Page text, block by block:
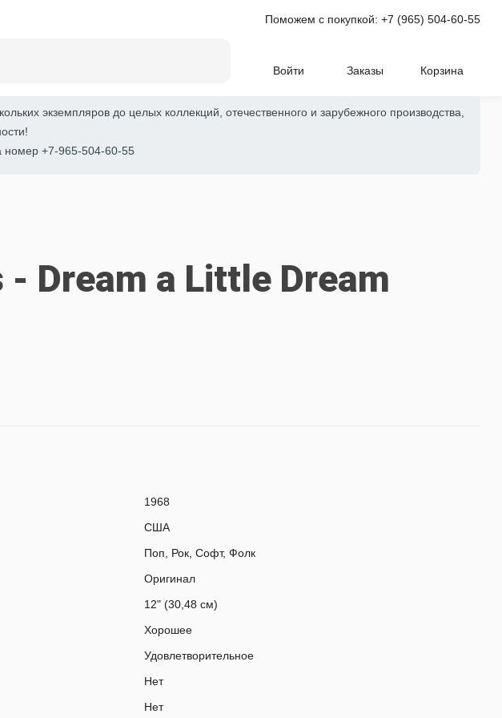
Поможем с покупкой:+7 (965) 504-60-55
Войти Заказы Корзина
экземпляров до целых коллекций, отечественного и зарубежного производства,
номер +7-965-504-60-55
- Dream a Little Dream
1968
США
Поп, Рок, Софт, Фолк
Оригинал
12" (30,48 см)
Хорошее
Удовлетворительное
Нет
Нет